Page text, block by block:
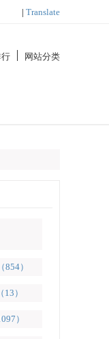
| Translate
网站分类
）
）
）